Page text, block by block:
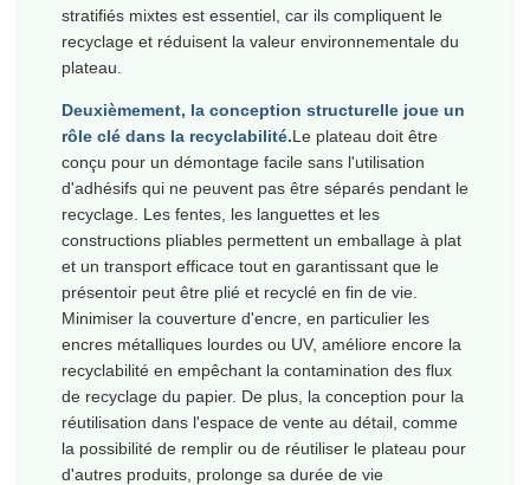
stratifiés mixtes est essentiel, car ils compliquent le
recyclage et réduisent la valeur environnementale du
plateau.
Deuxièmement, la conception structurelle joue un
rôle clé dans la recyclabilité.Le plateau doit être
conçu pour un démontage facile sans l'utilisation
d'adhésifs qui ne peuvent pas être séparés pendant le
recyclage. Les fentes, les languettes et les
constructions pliables permettent un emballage à plat
et un transport efficace tout en garantissant que le
présentoir peut être plié et recyclé en fin de vie.
Minimiser la couverture d'encre, en particulier les
encres métalliques lourdes ou UV, améliore encore la
recyclabilité en empêchant la contamination des flux
de recyclage du papier. De plus, la conception pour la
réutilisation dans l'espace de vente au détail, comme
la possibilité de remplir ou de réutiliser le plateau pour
d'autres produits, prolonge sa durée de vie